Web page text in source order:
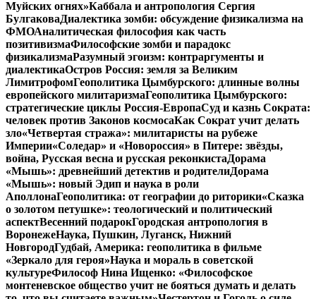
Муйских огнях»Каббала и антропология Сергия
БулгаковаДиалектика зомби: обсуждение физикализма на
ФМОАналитическая философия как часть
позитивизмаФилософские зомби и парадокс
физикализмаРазумный эгоизм: контраргументы и
диалектикаОстров Россия: земля за Великим
ЛимитрофомГеополитика Цымбурского: длинные волны
европейского милитаризмаГеополитика Цымбурского:
стратегические циклы Россия-ЕвропаСуд и казнь Сократа:
человек против Законов космосаКак Сократ учит делать
зло«Четвертая стража»: милитаристы на рубеже
Империи«Соледар» и «Новороссия» в Питере: звёзды,
война, Русская весна и русская реконкистаДорама
«Мышь»: древнейший детектив и родителиДорама
«Мышь»: новый Эдип и наука в роли
АполлонаГеополитика: от географии до риторики«Сказка
о золотом петушке»: теологический и политический
аспектВесенний подарокГородская антропология в
ВоронежеНаука, Пушкин, Луганск, Нижний
НовгородГудбай, Америка: геополитика в фильме
«Зеркало для героя»Наука и мораль в советской
культуреФилософ Нина Ищенко: «Философское
монтеневское общество учит не бояться думать и делать